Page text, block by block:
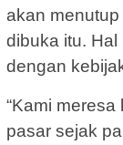
akan
dibuka itu. Hal
dengan
“Kami
pasar sejak